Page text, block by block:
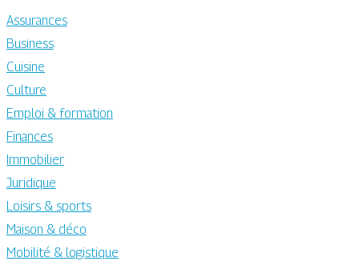
Assurances
Business
Cuisine
Culture
Emploi & formation
Finances
Immobilier
Juridique
Loisirs & sports
Maison & déco
Mobilité & logistique